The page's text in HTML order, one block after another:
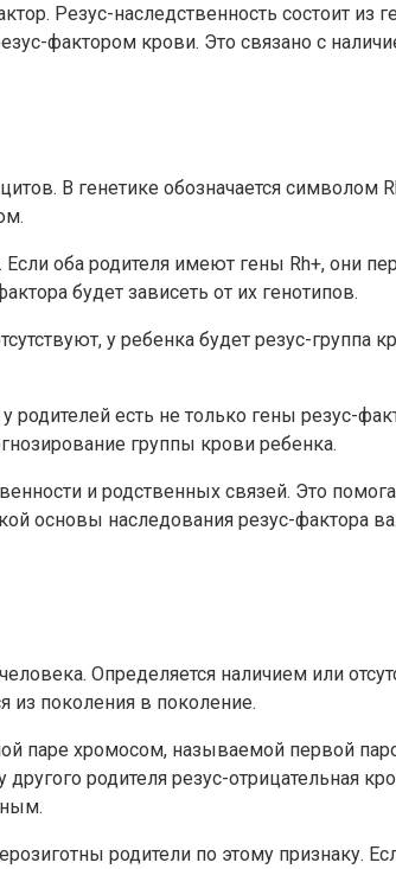
Резус-наследственность состоит из
фактором крови. Это связано с
В генетике обозначается символом
оба родителя имеют гены Rh+, они
будет зависеть от их генотипов.
у ребенка будет резус-группа
есть не только гены резус-
группы крови ребенка.
и родственных связей. Это
основы наследования резус-фактора
Определяется наличием или
из поколения в поколение.
паре хромосом, называемой первой
родителя резус-отрицательная
родители по этому признаку.